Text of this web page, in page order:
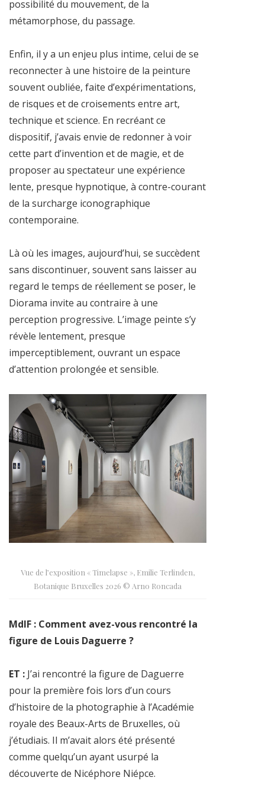
possibilité du mouvement, de la
métamorphose, du passage.
Enfin, il y a un enjeu plus intime, celui de se
reconnecter à une histoire de la peinture
souvent oubliée, faite d’expérimentations,
de risques et de croisements entre art,
technique et science. En recréant ce
dispositif, j’avais envie de redonner à voir
cette part d’invention et de magie, et de
proposer au spectateur une expérience
lente, presque hypnotique, à contre-courant
de la surcharge iconographique
contemporaine.
Là où les images, aujourd’hui, se succèdent
sans discontinuer, souvent sans laisser au
regard le temps de réellement se poser, le
Diorama invite au contraire à une
perception progressive. L’image peinte s’y
révèle lentement, presque
imperceptiblement, ouvrant un espace
d’attention prolongée et sensible.
Vue de l’exposition « Timelapse », Emilie Terlinden,
Botanique Bruxelles 2026 © Arno Roncada
MdlF : Comment avez-vous rencontré la
figure de Louis Daguerre ?
ET : J’ai rencontré la figure de Daguerre
pour la première fois lors d’un cours
d’histoire de la photographie à l’Académie
royale des Beaux-Arts de Bruxelles, où
j’étudiais. Il m’avait alors été présenté
comme quelqu’un ayant usurpé la
découverte de Nicéphore Niépce.